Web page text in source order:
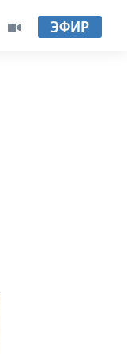
ЭФИР